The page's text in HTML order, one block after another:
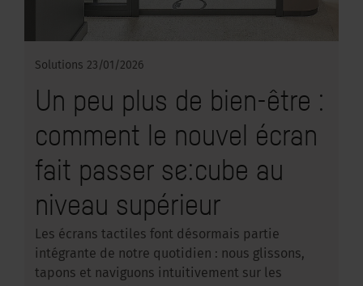
Solutions 23/01/2026
Un peu plus de bien-être :
comment le nouvel écran
fait passer se:cube au
niveau supérieur
Les écrans tactiles font désormais partie
intégrante de notre quotidien : nous glissons,
tapons et naviguons intuitivement sur les